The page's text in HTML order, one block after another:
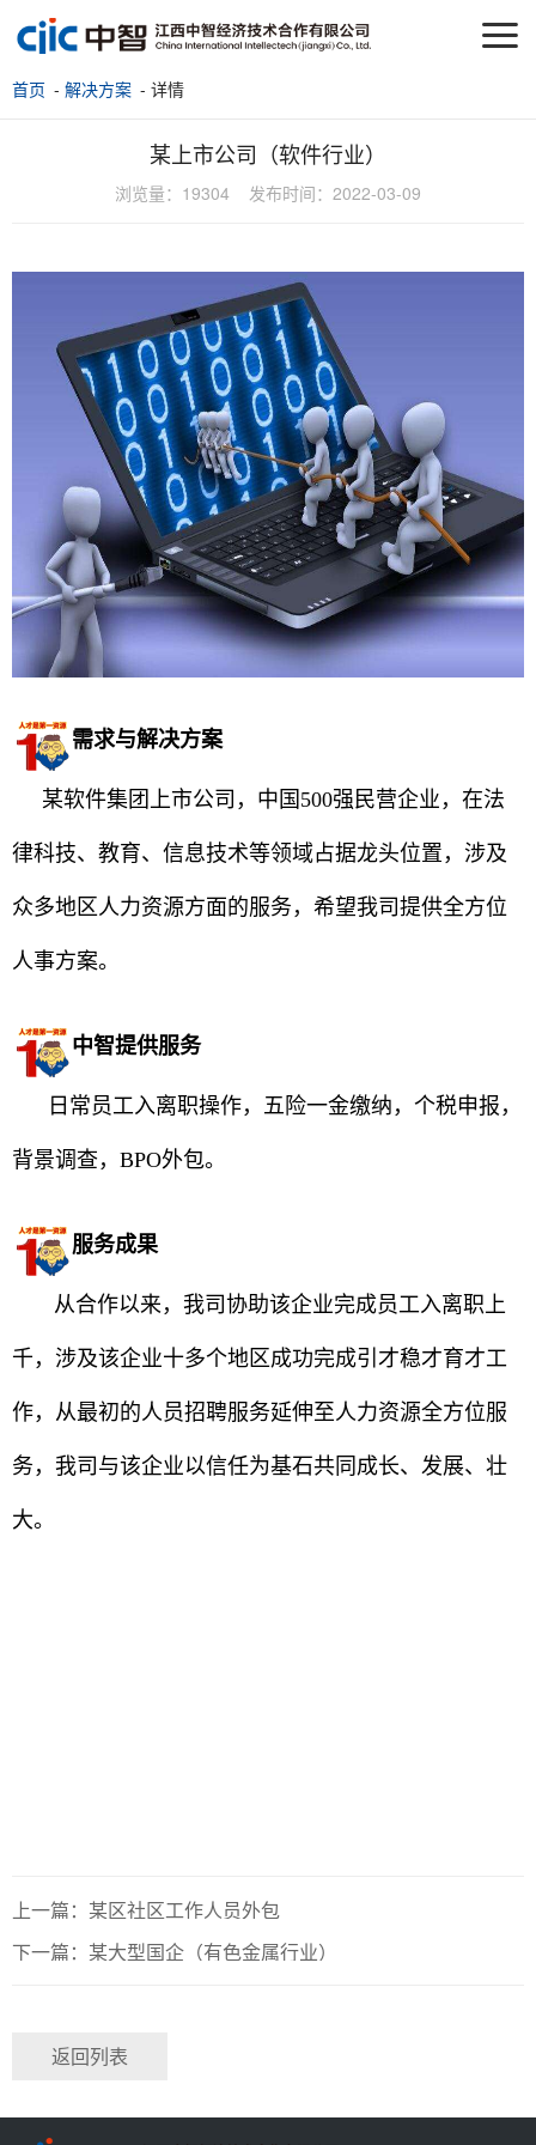
首页 - 解决方案 - 详情
某上市公司（软件行业）
浏览量： 19304 发布时间： 2022-03-09
需求与解决方案
某软件集团上市公司，中国500强民营企业，在法
律科技、教育、信息技术等领域占据龙头位置，涉及
众多地区人力资源方面的服务，希望我司提供全方位
人事方案。
中智提供服务
日常员工入离职操作，五险一金缴纳，个税申报，
背景调查，BPO外包。
服务成果
从合作以来，我司协助该企业完成员工入离职上
千，涉及该企业十多个地区成功完成引才稳才育才工
作，从最初的人员招聘服务延伸至人力资源全方位服
务，我司与该企业以信任为基石共同成长、发展、壮
大。
上一篇：某区社区工作人员外包
下一篇：某大型国企（有色金属行业）
返回列表